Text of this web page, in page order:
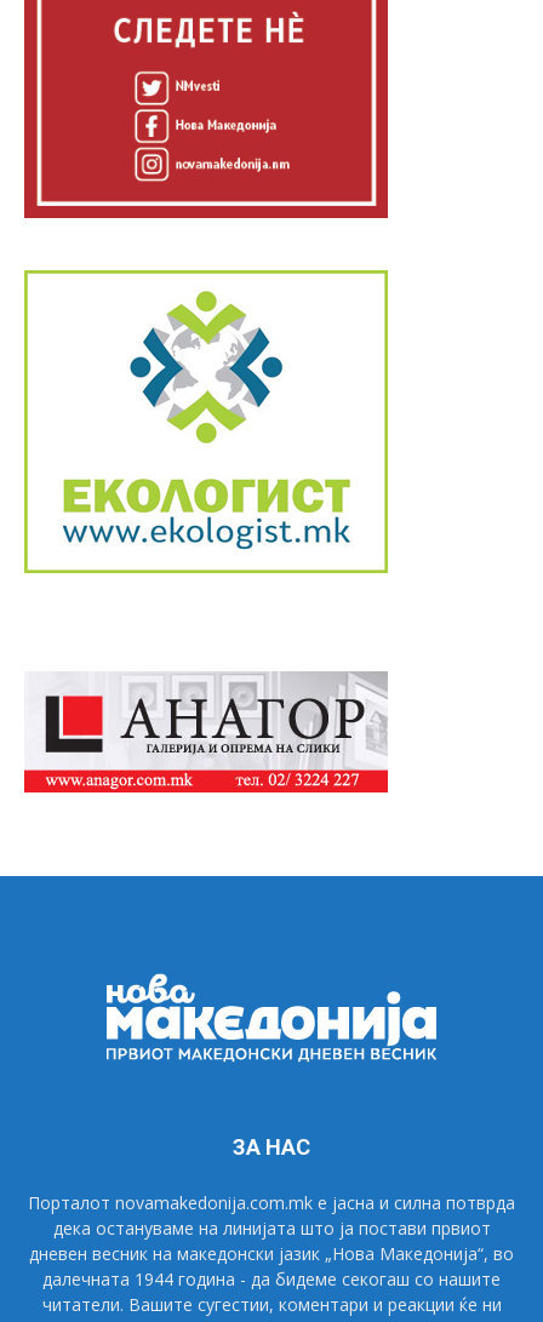
ЗА НАС
Порталот novamakedonija.com.mk е јасна и силна потврда
дека остануваме на линијата што ја постави првиот
дневен весник на македонски јазик „Нова Македонија“, во
далечната 1944 година - да бидеме секогаш со нашите
читатели. Вашите сугестии, коментари и реакции ќе ни